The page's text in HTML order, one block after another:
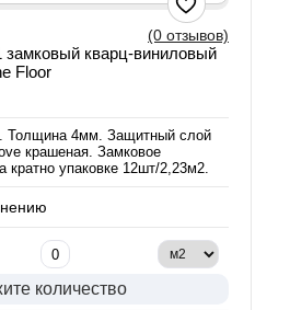
(0 отзывов)
замковый кварц-виниловый
Floor
Толщина 4мм. Защитный слой
крашеная. Замковое
кратно упаковке 12шт/2,23м2.
количество